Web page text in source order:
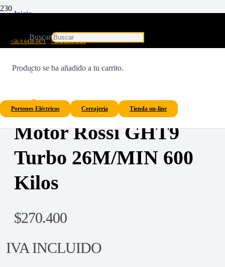
+56 9 6438 0471 +56 2 2699 9426
Buscar
×
Producto se ha añadido a tu carrito.
Portones Eléctricos Cerrajería Tienda on-line
Inicio
Portón Eléctrico Automático Corredizo
/
ROSSI
Motor Rossi GHT9
Turbo 26M/MIN 600
Kilos
$270.400
IVA INCLUIDO